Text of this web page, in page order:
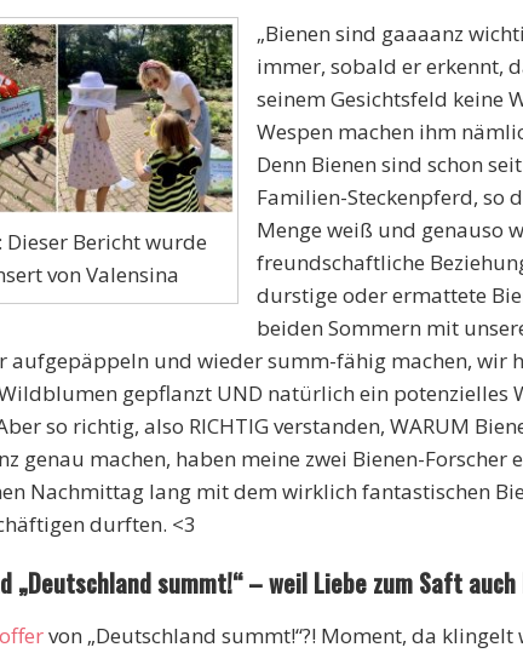
Dieser Bericht wurde
von Valensina
„Bienen sind gaaaanz
immer, sobald er erkennt,
seinem Gesichtsfeld keine
Wespen machen ihm
Denn Bienen sind schon
Familien-Steckenpferd, so
Menge weiß und genauso
freundschaftliche
durstige oder ermattete
beiden Sommern mit
aufgepäppeln und wieder summ-fähig machen, wir
gepflanzt UND natürlich ein potenzielles
so richtig, also RICHTIG verstanden, WARUM
genau machen, haben meine zwei Bienen-Forscher
Nachmittag lang mit dem wirklich fantastischen
durften. <3
„Deutschland summt!“ –weil Liebe zum Saft
von „Deutschland summt!“?! Moment, da